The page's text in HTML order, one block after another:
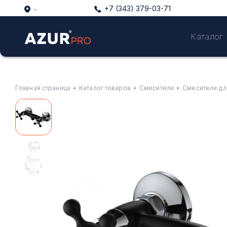
+7 (343) 379-03-71
Каталог
Главная страница • Каталог товаров • Смесители • Смесители